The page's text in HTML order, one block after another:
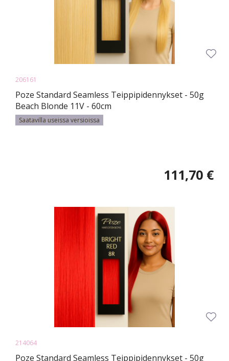
206161
Poze Standard Seamless Teippipidennykset - 50g
Beach Blonde 11V - 60cm
Saatavilla useissa versioissa
111,70 €
214064
Poze Standard Seamless Teippipidennykset - 50g